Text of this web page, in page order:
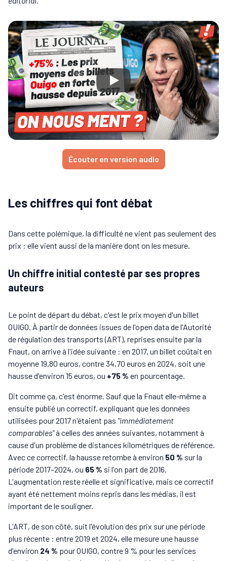
Écouter en version audio
Les chiffres qui font débat
Dans cette polémique, la difficulté ne vient pas seulement des
prix : elle vient aussi de la manière dont on les mesure.
Un chiffre initial contesté par ses propres
auteurs
Le point de départ du débat, c'est le prix moyen d'un billet
OUIGO. À partir de données issues de l'open data de l'Autorité
de régulation des transports (ART), reprises ensuite par la
Fnaut, on arrive à l'idée suivante : en 2017, un billet coûtait en
moyenne 19,80 euros, contre 34,70 euros en 2024, soit une
hausse d'environ 15 euros, ou +75 % en pourcentage.
Dit comme ça, c'est énorme. Sauf que la Fnaut elle-même a
ensuite publié un correctif, expliquant que les données
utilisées pour 2017 n'étaient pas "immédiatement
comparables"à celles des années suivantes, notamment à
cause d'un problème de distances kilométriques de référence.
Avec ce correctif, la hausse retombe à environ 50 % sur la
période 2017–2024, ou 65 % si l'on part de 2016.
L'augmentation reste réelle et significative, mais ce correctif
ayant été nettement moins repris dans les médias, il est
important de le souligner.
L'ART, de son côté, suit l'évolution des prix sur une période
plus récente : entre 2019 et 2024, elle mesure une hausse
d'environ 24 % pour OUIGO, contre 9 % pour les services